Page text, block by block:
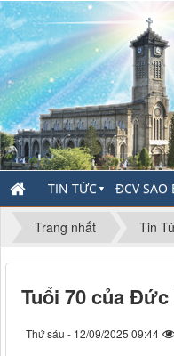
TIN TỨC ▼ ĐCV SAO
Trang nhất Tin
Tuổi 70 của
Thứ sáu - 12/09/2025 09:44